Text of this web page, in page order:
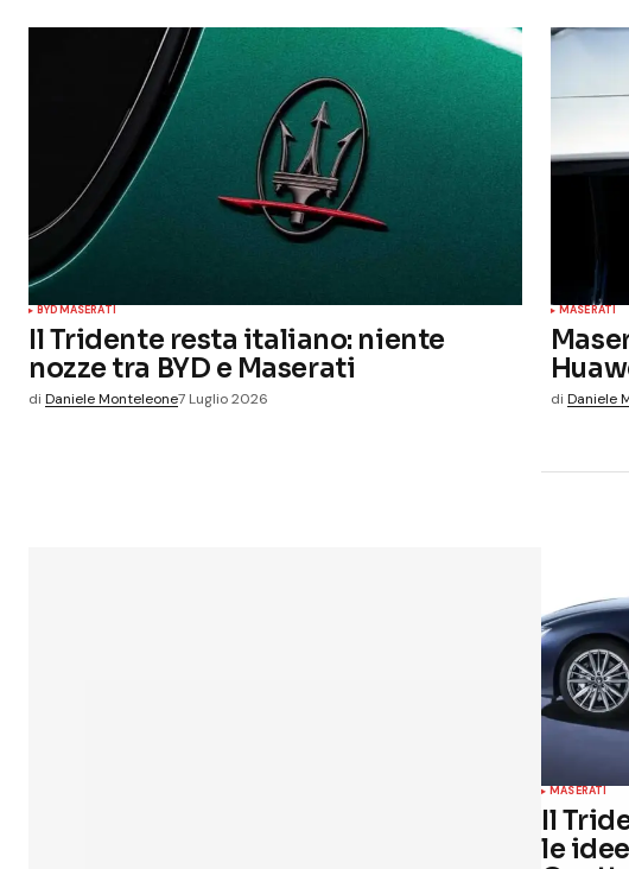
BYDMASERATI
Il Tridente resta italiano: niente
nozze tra BYD e Maserati
di Daniele Monteleone7 Luglio 2026
MASERATI
di Daniele
MASERATI
Il
le